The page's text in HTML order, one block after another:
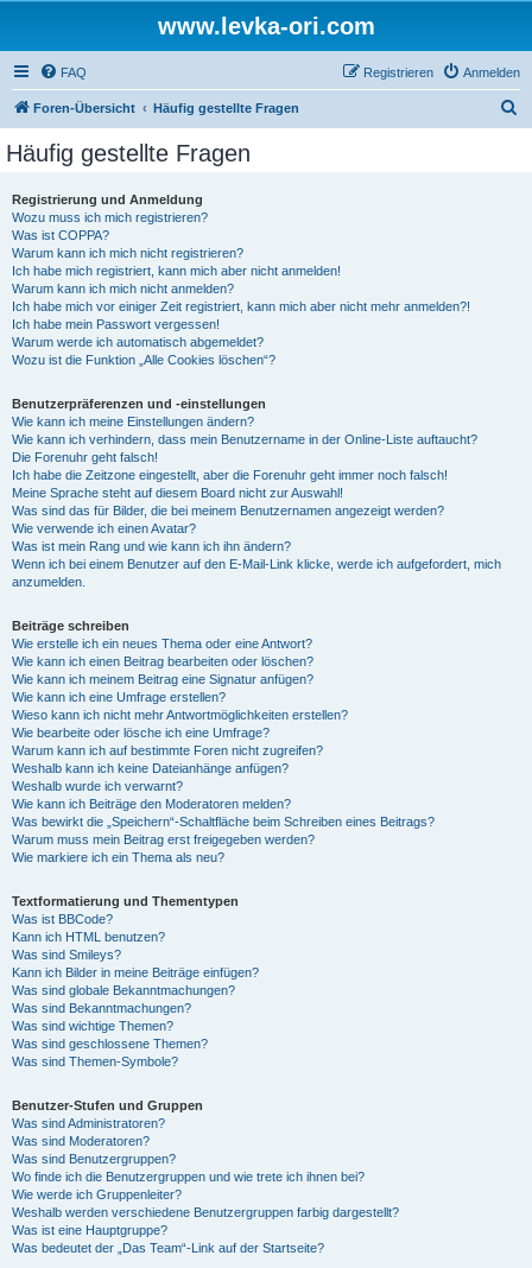
www.levka-ori.com
FAQ Anmelden
Registrieren
Foren-Übersicht Häufig gestellte Fragen
Häufig gestellte Fragen
Registrierung und Anmeldung
Wozu muss ich mich registrieren?
Was ist COPPA?
Warum kann ich mich nicht registrieren?
Ich habe mich registriert, kann mich aber nicht anmelden!
Warum kann ich mich nicht anmelden?
Ich habe mich vor einiger Zeit registriert, kann mich aber nicht mehr anmelden?!
Ich habe mein Passwort vergessen!
Warum werde ich automatisch abgemeldet?
Wozu ist die Funktion „Alle Cookies löschen“?
Benutzerpräferenzen und -einstellungen
Wie kann ich meine Einstellungen ändern?
Wie kann ich verhindern, dass mein Benutzername in der Online-Liste auftaucht?
Die Forenuhr geht falsch!
Ich habe die Zeitzone eingestellt, aber die Forenuhr geht immer noch falsch!
Meine Sprache steht auf diesem Board nicht zur Auswahl!
Was sind das für Bilder, die bei meinem Benutzernamen angezeigt werden?
Wie verwende ich einen Avatar?
Was ist mein Rang und wie kann ich ihn ändern?
Wenn ich bei einem Benutzer auf den E-Mail-Link klicke, werde ich aufgefordert, mich
anzumelden.
Beiträge schreiben
Wie erstelle ich ein neues Thema oder eine Antwort?
Wie kann ich einen Beitrag bearbeiten oder löschen?
Wie kann ich meinem Beitrag eine Signatur anfügen?
Wie kann ich eine Umfrage erstellen?
Wieso kann ich nicht mehr Antwortmöglichkeiten erstellen?
Wie bearbeite oder lösche ich eine Umfrage?
Warum kann ich auf bestimmte Foren nicht zugreifen?
Weshalb kann ich keine Dateianhänge anfügen?
Weshalb wurde ich verwarnt?
Wie kann ich Beiträge den Moderatoren melden?
Was bewirkt die „Speichern“-Schaltfläche beim Schreiben eines Beitrags?
Warum muss mein Beitrag erst freigegeben werden?
Wie markiere ich ein Thema als neu?
Textformatierung und Thementypen
Was ist BBCode?
Kann ich HTML benutzen?
Was sind Smileys?
Kann ich Bilder in meine Beiträge einfügen?
Was sind globale Bekanntmachungen?
Was sind Bekanntmachungen?
Was sind wichtige Themen?
Was sind geschlossene Themen?
Was sind Themen-Symbole?
Benutzer-Stufen und Gruppen
Was sind Administratoren?
Was sind Moderatoren?
Was sind Benutzergruppen?
Wo finde ich die Benutzergruppen und wie trete ich ihnen bei?
Wie werde ich Gruppenleiter?
Weshalb werden verschiedene Benutzergruppen farbig dargestellt?
Was ist eine Hauptgruppe?
Was bedeutet der „Das Team“-Link auf der Startseite?